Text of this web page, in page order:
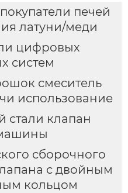
печей
латуни/меди
цифровых
систем
смеситель
использование
стали клапан
сборочного
с двойным
кольцом